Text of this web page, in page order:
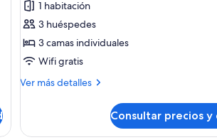
Habitación
triple
1 habitación
3 huéspedes
3 camas individuales
Wifi gratis
Ver más detalles
Más
triple
Consultar precios